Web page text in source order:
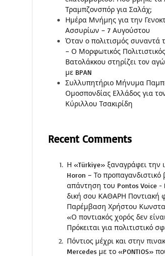
Τραμπζονσπόρ για Σαλάχ;
Ημέρα Μνήμης για την
Ασσυρίων – 7 Αυγούστου
Όταν ο πολιτισμός συναντά
– Ο Μορφωτικός
Βατολάκκου στηρίζει τον
με BPAN
Συλλυπητήριο Μήνυμα
Ομοσπονδίας Ελλάδος για
Κύριλλου Τσακιρίδη
Recent Comments
Η «Türkiye» ξαναγράφει την
Horon – Το προπαγανδιστικό
απάντηση του Pontos Voice -
δική σου ΚΑΘΑΡΗ Ποντιακή
Παρέμβαση Χρήστου
«Ο ποντιακός χορός δεν
Πρόκειται για πολιτιστικό
Πόντιος μέχρι και στην
Mercedes με το «PONTIOS»